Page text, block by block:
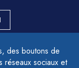
des boutons de
réseaux sociaux et
CONFORME